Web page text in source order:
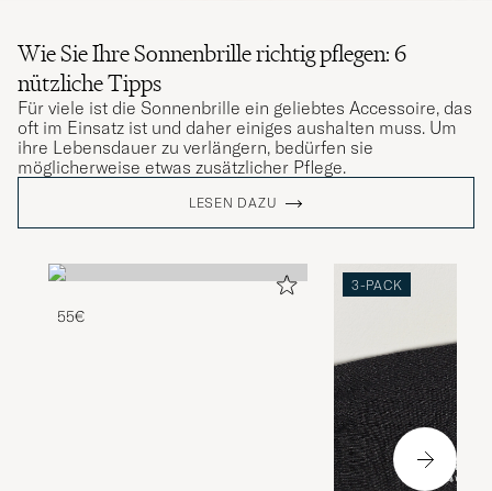
Wie Sie Ihre Sonnenbrille richtig pflegen: 6
nützliche Tipps
Für viele ist die Sonnenbrille ein geliebtes Accessoire, das
oft im Einsatz ist und daher einiges aushalten muss. Um
ihre Lebensdauer zu verlängern, bedürfen sie
möglicherweise etwas zusätzlicher Pflege.
LESEN DAZU
55€
3-PACK